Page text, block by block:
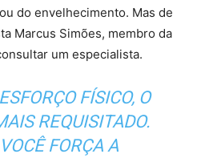
do envelhecimento. Mas de
Marcus Simões, membro da
um especialista.
FÍSICO, O
REQUISITADO.
FORÇA A